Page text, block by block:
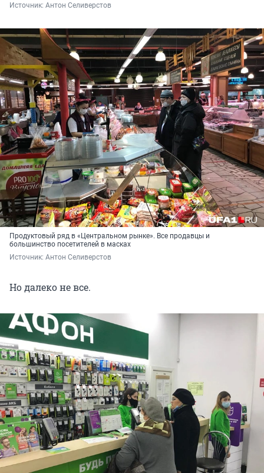
Источник: Антон Селиверстов
Продуктовый ряд в «Центральном рынке». Все продавцы и
большинство посетителей в масках
Источник: Антон Селиверстов
Но далеко не все.